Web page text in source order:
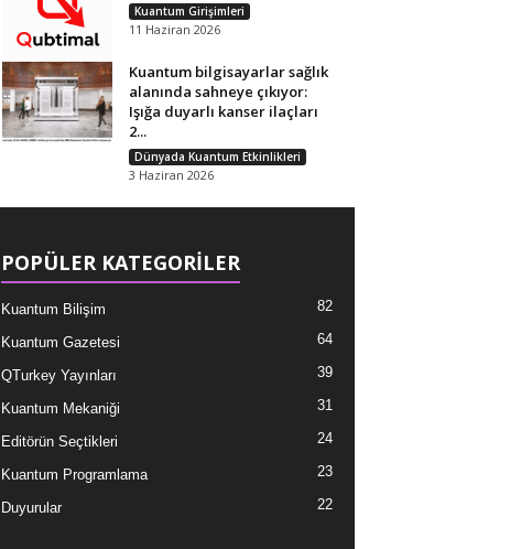
Kuantum Girişimleri
11 Haziran 2026
Kuantum bilgisayarlar sağlık
alanında sahneye çıkıyor:
Işığa duyarlı kanser ilaçları
2...
Dünyada Kuantum Etkinlikleri
3 Haziran 2026
POPÜLER KATEGORİLER
Kuantum Bilişim 82
Kuantum Gazetesi 64
QTurkey Yayınları 39
Kuantum Mekaniği 31
Editörün Seçtikleri 24
Kuantum Programlama 23
Duyurular 22